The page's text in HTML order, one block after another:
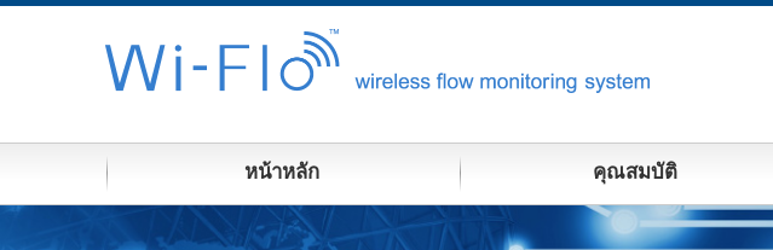
หน้าหลัก คุณสมบัติ